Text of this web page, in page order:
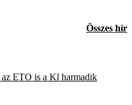
Összes hír
ETO is a Kl harmadik